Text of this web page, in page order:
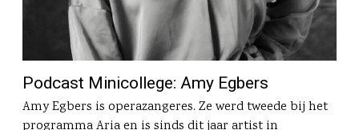
Podcast Minicollege: Amy Egbers
Amy Egbers is operazangeres. Ze werd tweede bij het